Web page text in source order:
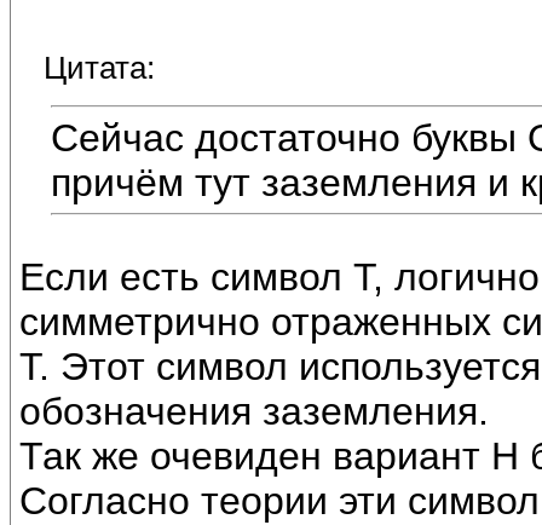
Цитата:
Сейчас достаточно
причём тут заземления и
Если есть символ Т,
симметрично отраженных
Т. Этот символ
обозначения заземления.
Так же очевиден вариант Н
Согласно теории эти